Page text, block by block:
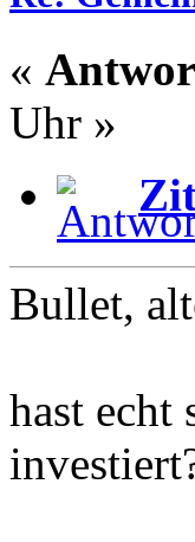
«
Uhr »
Bullet,
hast echt